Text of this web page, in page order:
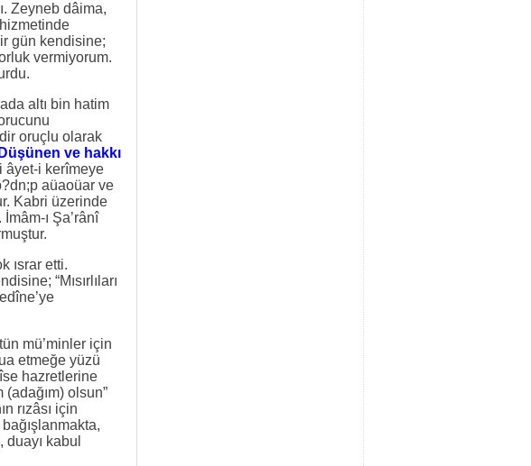
Zeyneb dâima,
gün kendisine;
vermiyorum.
altı bin hatim
oruçlu olarak
ve hakkı
âyet-i kerîmeye
aüaoüar ve
Kabri üzerinde
ı Şa’rânî
ısrar etti.
“Mısırlıları
mü’minler için
etmeğe yüzü
hazretlerine
olsun”
rızâsı için
kabul